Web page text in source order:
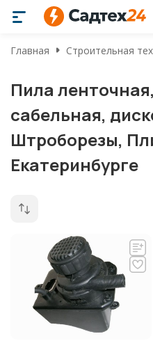
Главная Строительная
Пила
сабельная,
Штроборезы,
Екатеринбурге